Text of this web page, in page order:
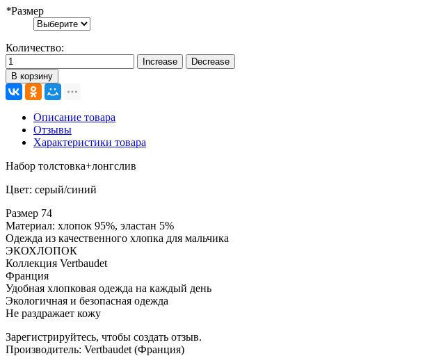
*Размер
Количество:
В корзину
Описание товара
Отзывы
Характеристики товара
Набор толстовка+лонгслив
Цвет: серый/синий
Размер 74
Материал: хлопок 95%, эластан 5%
Одежда из качественного хлопка для мальчика
ЭКОХЛОПОК
Коллекция Vertbaudet
Франция
Удобная хлопковая одежда на каждый день
Экологичная и безопасная одежда
Не раздражает кожу
Зарегистрируйтесь, чтобы создать отзыв.
Производитель: Vertbaudet (Франция)